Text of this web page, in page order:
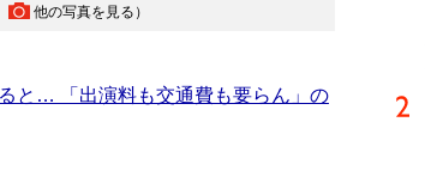
他の写真を見る ）
と… 「出演料も交通費も要らん」の